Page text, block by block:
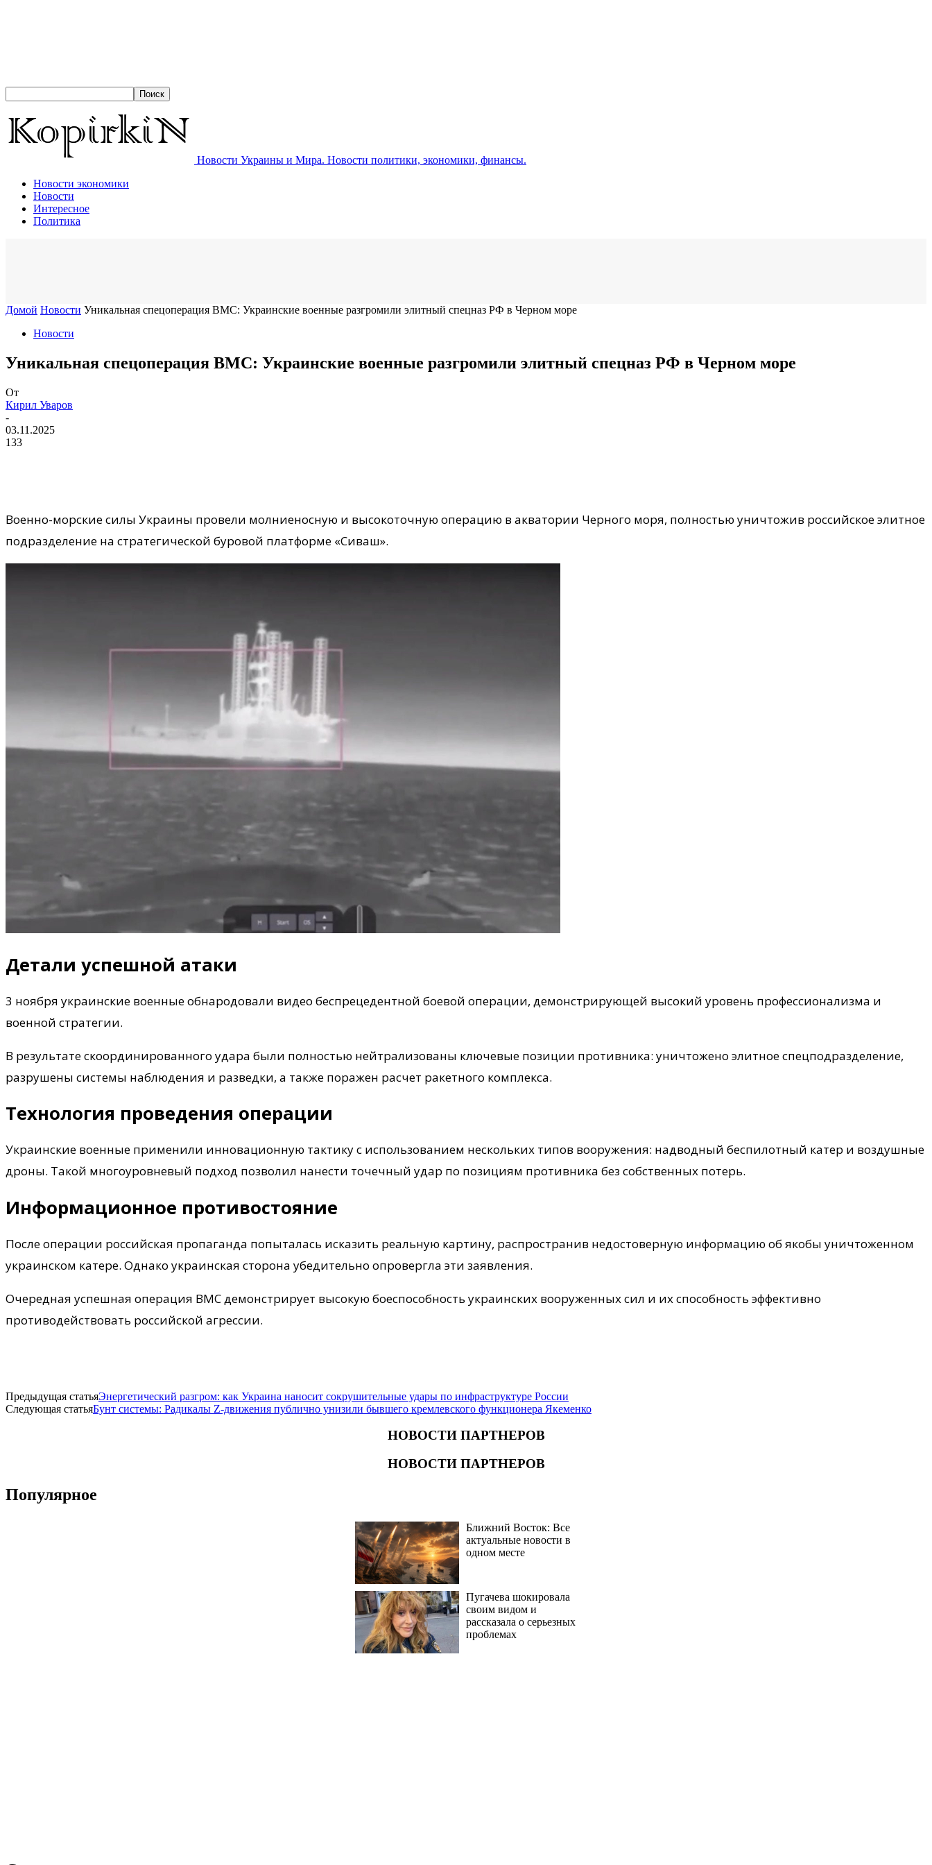
Новости Украины и Мира. Новости политики, экономики, финансы.
Новости экономики
Новости
Интересное
Политика
Домой Новости Уникальная спецоперация ВМС: Украинские военные разгромили элитный спецназ РФ в Черном море
Новости
Уникальная спецоперация ВМС: Украинские военные разгромили элитный спецназ РФ в Черном море
От
Кирил Уваров
-
03.11.2025
133
Военно-морские силы Украины провели молниеносную и высокоточную операцию в акватории Черного моря, полностью уничтожив российское элитное
подразделение на стратегической буровой платформе «Сиваш».
Детали успешной атаки
3 ноября украинские военные обнародовали видео беспрецедентной боевой операции, демонстрирующей высокий уровень профессионализма и
военной стратегии.
В результате скоординированного удара были полностью нейтрализованы ключевые позиции противника: уничтожено элитное спецподразделение,
разрушены системы наблюдения и разведки, а также поражен расчет ракетного комплекса.
Технология проведения операции
Украинские военные применили инновационную тактику с использованием нескольких типов вооружения: надводный беспилотный катер и воздушные
дроны. Такой многоуровневый подход позволил нанести точечный удар по позициям противника без собственных потерь.
Информационное противостояние
После операции российская пропаганда попыталась исказить реальную картину, распространив недостоверную информацию об якобы уничтоженном
украинском катере. Однако украинская сторона убедительно опровергла эти заявления.
Очередная успешная операция ВМС демонстрирует высокую боеспособность украинских вооруженных сил и их способность эффективно
противодействовать российской агрессии.
Предыдущая статьяЭнергетический разгром: как Украина наносит сокрушительные удары по инфраструктуре России
Следующая статьяБунт системы: Радикалы Z-движения публично унизили бывшего кремлевского функционера Якеменко
НОВОСТИ ПАРТНЕРОВ
НОВОСТИ ПАРТНЕРОВ
Популярное
Ближний Восток: Все
актуальные новости в
одном месте
Пугачева шокировала
своим видом и
рассказала о серьезных
проблемах